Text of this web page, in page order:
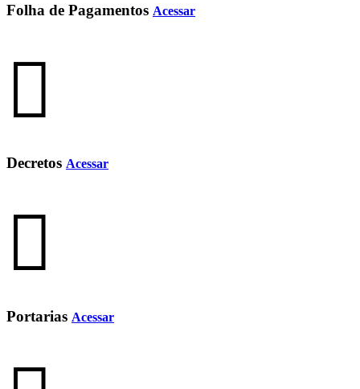
Folha de Pagamentos Acessar
Decretos Acessar
Portarias Acessar